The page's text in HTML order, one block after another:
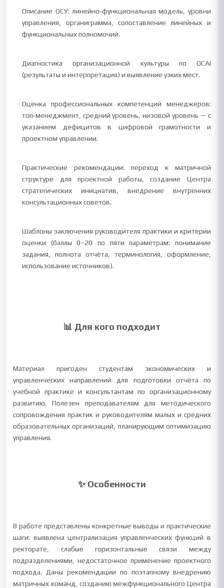
Описание ОСУ: линейно‑функциональная модель, уровни
управления, органиграмма, сопоставление линейных и
функциональных полномочий.
Диагностика организационной культуры по OCAI
(результаты и интерпретация) и выявление узких мест.
Оценка профессиональных компетенций менеджеров:
топ‑менеджмент, средний уровень, низовой уровень — с
указанием дефицитов в цифровой грамотности и
проектном управлении.
Практические рекомендации: переход к матричной
структуре для проектной работы, создание Центра
стратегических инициатив, внедрение внутренних
консультационных советов.
Шаблоны заключения руководителя практики и критерии
оценки (баллы 0–20 по пяти параметрам: понимание
задания, полнота отчёта, терминология, оформление,
использование источников).
📊 Для кого подходит
Материал пригоден студентам экономических и
управленческих направлений для подготовки отчёта по
учебной практике и консультантам по организационному
развитию. Полезен преподавателям для методического
сопровождения практик и руководителям малых и средних
образовательных организаций, планирующим оптимизацию
управления.
✨ Особенности
В работе представлены конкретные выводы и практические
шаги: выявлена централизация управленческих функций в
ректорате, слабые горизонтальные связи между
подразделениями, недостаточное применение проектного
подхода. Даны рекомендации по поэтапному внедрению
матричных команд, созданию межфункционального Центра